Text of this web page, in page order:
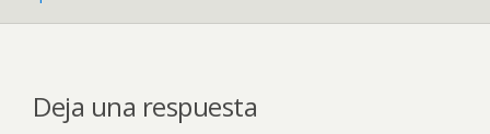
Deja una respuesta